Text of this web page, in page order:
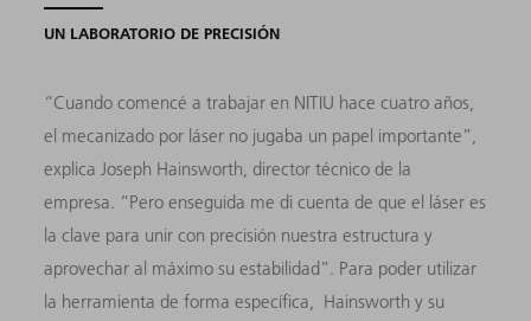
UN LABORATORIO DE PRECISIÓN
“Cuando comencé a trabajar en NITIU hace cuatro años,
el mecanizado por láser no jugaba un papel importante”,
explica Joseph Hainsworth, director técnico de la
empresa. “Pero enseguida me di cuenta de que el láser es
la clave para unir con precisión nuestra estructura y
aprovechar al máximo su estabilidad”. Para poder utilizar
la herramienta de forma específica, Hainsworth y su